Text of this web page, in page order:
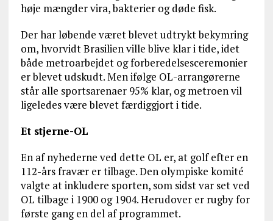
høje mængder vira, bakterier og døde fisk.
Der har løbende været blevet udtrykt bekymring
om, hvorvidt Brasilien ville blive klar i tide, idet
både metroarbejdet og forberedelsesceremonier
er blevet udskudt. Men ifølge OL-arrangørerne
står alle sportsarenaer 95% klar, og metroen vil
ligeledes være blevet færdiggjort i tide.
Et stjerne-OL
En af nyhederne ved dette OL er, at golf efter en
112-års fravær er tilbage. Den olympiske komité
valgte at inkludere sporten, som sidst var set ved
OL tilbage i 1900 og 1904. Herudover er rugby for
første gang en del af programmet.